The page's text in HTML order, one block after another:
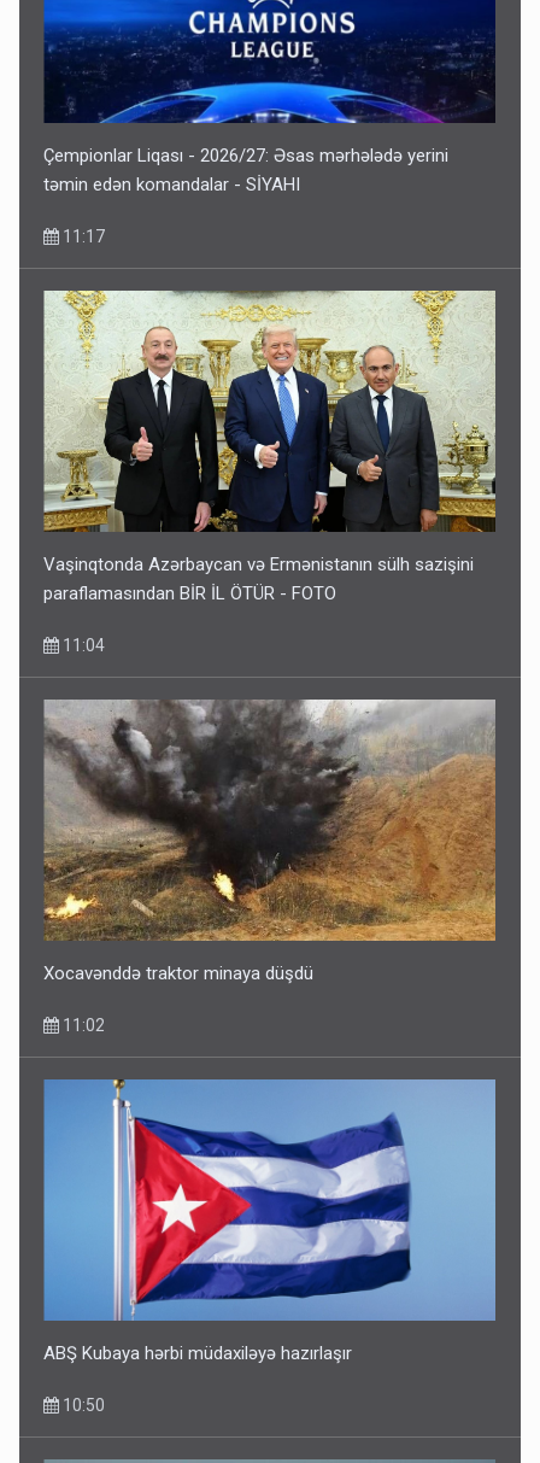
Çempionlar Liqası - 2026/27: Əsas mərhələdə yerini
təmin edən komandalar - SİYAHI
11:17
Vaşinqtonda Azərbaycan və Ermənistanın sülh sazişini
paraflamasından BİR İL ÖTÜR - FOTO
11:04
Xocavənddə traktor minaya düşdü
11:02
ABŞ Kubaya hərbi müdaxiləyə hazırlaşır
10:50